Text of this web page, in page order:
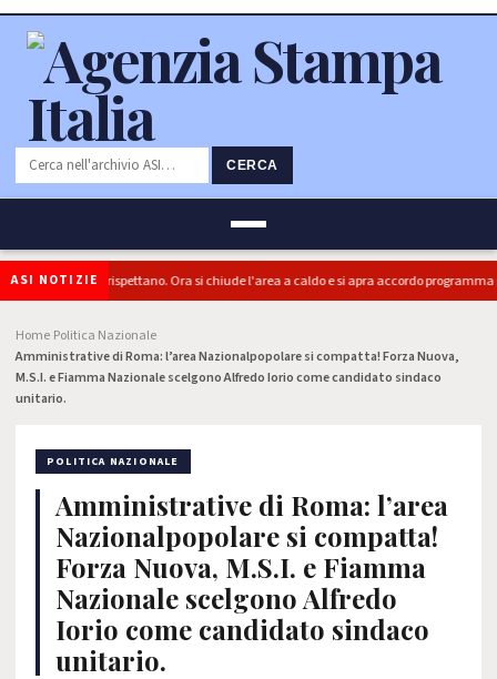
CERCA
ASI NOTIZIE
Le sentenze si rispettano. Ora si chiude l'area a caldo e si apra accordo programma
Home Politica Nazionale
Amministrative di Roma: l’area Nazionalpopolare si compatta! Forza Nuova,
M.S.I. e Fiamma Nazionale scelgono Alfredo Iorio come candidato sindaco
unitario.
POLITICA NAZIONALE
Amministrative di Roma: l’area
Nazionalpopolare si compatta!
Forza Nuova, M.S.I. e Fiamma
Nazionale scelgono Alfredo
Iorio come candidato sindaco
unitario.